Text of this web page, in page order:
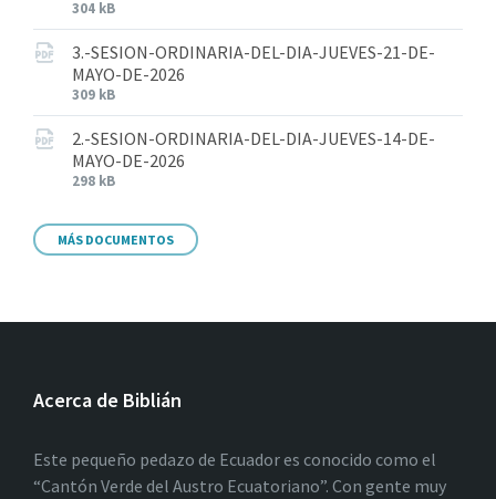
304 kB
3.-SESION-ORDINARIA-DEL-DIA-JUEVES-21-DE-
MAYO-DE-2026
309 kB
2.-SESION-ORDINARIA-DEL-DIA-JUEVES-14-DE-
MAYO-DE-2026
298 kB
MÁS DOCUMENTOS
Acerca de Biblián
Este pequeño pedazo de Ecuador es conocido como el
“Cantón Verde del Austro Ecuatoriano”. Con gente muy